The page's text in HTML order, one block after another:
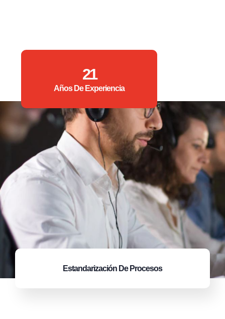
21
Años De Experiencia
Estandarización De Procesos